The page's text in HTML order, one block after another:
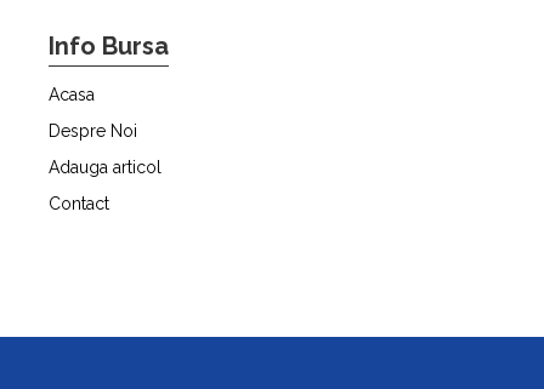
Info Bursa
Acasa
Despre Noi
Adauga articol
Contact